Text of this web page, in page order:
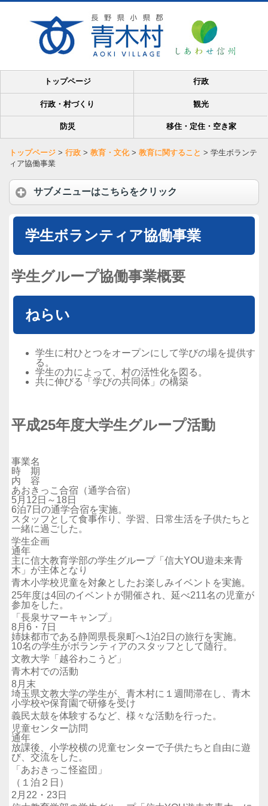
トップページ 行政
行政・村づくり 観光
防災 移住・定住・空き家
トップページ > 行政 > 教育・文化> 教育に関すること > 学生ボランテ
ィア協働事業
サブメニューはこちらをクリック
学生ボランティア協働事業
学生グループ協働事業概要
ねらい
学生に村ひとつをオープンにして学びの場を提供す
る。
学生の力によって、村の活性化を図る。
共に伸びる「学びの共同体」の構築
平成25年度大学生グループ活動
事業名
時 期
内 容
あおきっこ合宿（通学合宿）
5月12日～18日
6泊7日の通学合宿を実施。
スタッフとして食事作り、学習、日常生活を子供たちと
一緒に過ごした。
学生企画
通年
主に信大教育学部の学生グループ「信大YOU遊未来青
木」が主体となり
青木小学校児童を対象としたお楽しみイベントを実施。
25年度は4回のイベントが開催され、延べ211名の児童が
参加をした。
「長泉サマーキャンプ」
8月6・7日
姉妹都市である静岡県長泉町へ1泊2日の旅行を実施。
10名の学生がボランティアのスタッフとして随行。
文教大学「越谷わこうど」
青木村での活動
8月末
埼玉県文教大学の学生が、青木村に１週間滞在し、青木
小学校や保育園で研修を受け
義民太鼓を体験するなど、様々な活動を行った。
児童センター訪問
通年
放課後、小学校横の児童センターで子供たちと自由に遊
び、交流をした。
「あおきっこ怪盗団」
（１泊２日）
2月22・23日